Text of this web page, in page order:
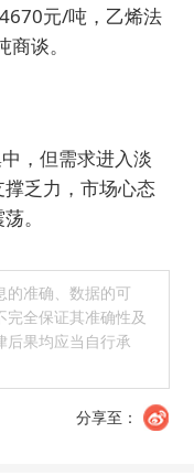
元/吨，乙烯法
谈。
，但需求进入淡
乏力，市场心态
。
的准确、数据的可
全保证其准确性及
后果均应当自行承
分享至：